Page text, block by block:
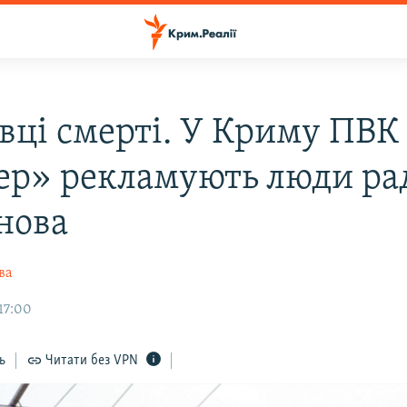
смерті. У Криму ПВК
рекламують люди
Читати без VPN